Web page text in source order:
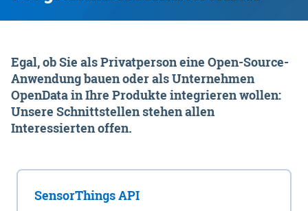
Egal, ob Sie als Privatperson eine Open-Source-
Anwendung bauen oder als Unternehmen
OpenData in Ihre Produkte integrieren wollen:
Unsere Schnittstellen stehen allen
Interessierten offen.
SensorThings API